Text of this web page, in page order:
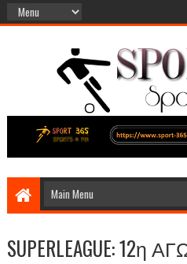
SUPERLEAGUE: 12η